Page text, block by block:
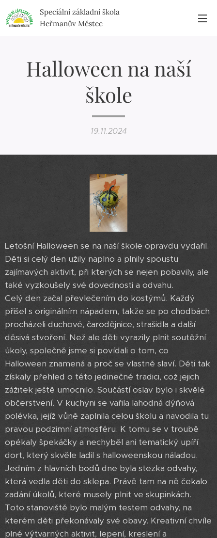
Speciální základní škola
Heřmanův Městec
Halloween na naší
škole
19.11.2024
Letošní Halloween se na naší škole opravdu vydařil.
Děti si celý den užily naplno a plnily spoustu
zajímavých aktivit, při kterých se nejen pobavily, ale
také vyzkoušely své dovednosti a odvahu.
Celý den začal převlečením do kostýmů. Každý
přišel s originálním nápadem, takže se po chodbách
procházeli duchové, čarodějnice, strašidla a další
děsivá stvoření. Než ale děti vyrazily plnit soutěžní
úkoly, společně jsme si povídali o tom, co
Halloween znamená a proč se vlastně slaví. Děti tak
získaly přehled o této jedinečné tradici, což jejich
zážitek ještě umocnilo. Součástí oslav bylo i skvělé
občerstvení. V kuchyni se vařila lahodná dýňová
polévka, jejíž vůně zaplnila celou školu a navodila tu
pravou podzimní atmosféru. K tomu se v troubě
opékaly špekáčky a nechyběl ani tematický upíří
dort, který skvěle ladil s halloweenskou náladou.
Jedním z hlavních bodů dne byla stezka odvahy,
která vedla děti do sklepa. Právě tam na ně čekalo
zadání úkolů, které musely plnit ve skupinkách.
Toto stanoviště bylo malým testem odvahy, na
kterém děti překonávaly své obavy. Kreativní chvíle
plné výtvarných aktivit, lepení, kreslení a